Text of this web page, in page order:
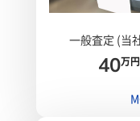
一般査定 (当
40万円